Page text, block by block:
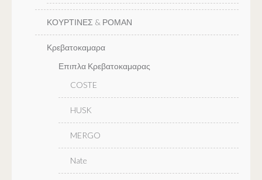
ΚΟΥΡΤΙΝΕΣ & ΡΟΜΑΝ
Κρεβατοκαμαρα
Επιπλα Κρεβατοκαμαρας
COSTE
HUSK
MERGO
Nate